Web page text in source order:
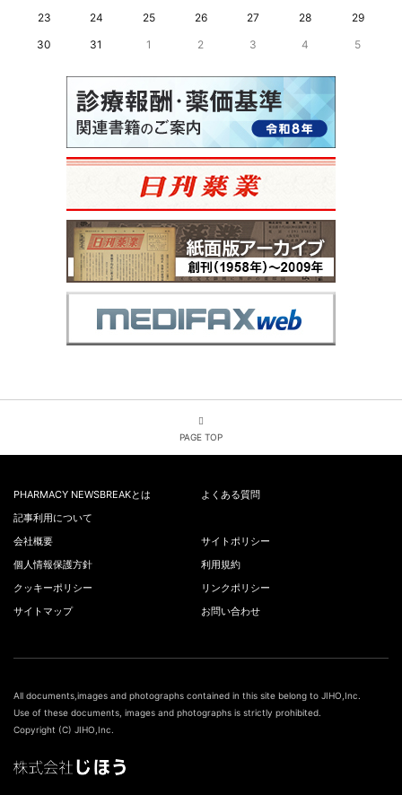
23
24 25 26 27 28
29
30
31 1 2 3 4 5
PAGE TOP
PHARMACY NEWSBREAKとは
よくある質問
記事利用について
会社概要
サイトポリシー
個人情報保護方針
利用規約
クッキーポリシー
リンクポリシー
サイトマップ
お問い合わせ
All documents,images and photographs contained in this site belong to JIHO,Inc.
Use of these documents, images and photographs is strictly prohibited.
Copyright (C) JIHO,Inc.